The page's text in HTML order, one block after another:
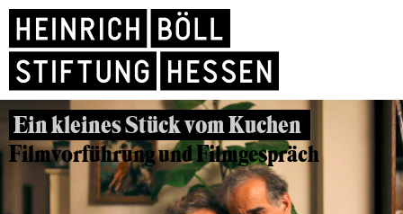
Ein kleines Stück vom Kuchen
Filmvorführung und Filmgespräch